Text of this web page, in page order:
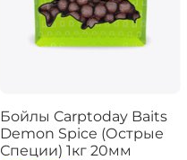
Бойлы Carptoday Baits
Demon Spice (Острые
Специи) 1кг 20мм